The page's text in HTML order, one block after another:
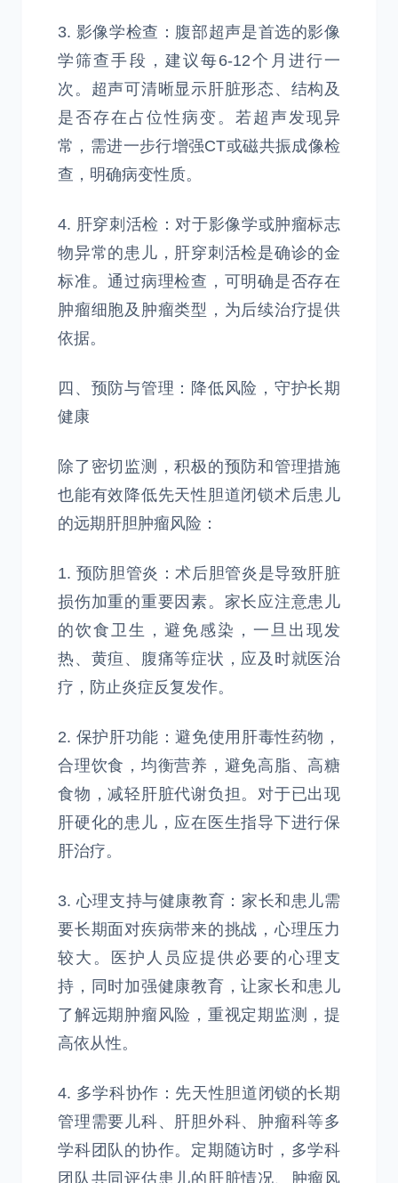
3. 影像学检查：腹部超声是首选的影像
学筛查手段，建议每6-12个月进行一
次。超声可清晰显示肝脏形态、结构及
是否存在占位性病变。若超声发现异
常，需进一步行增强CT或磁共振成像检
查，明确病变性质。
4. 肝穿刺活检：对于影像学或肿瘤标志
物异常的患儿，肝穿刺活检是确诊的金
标准。通过病理检查，可明确是否存在
肿瘤细胞及肿瘤类型，为后续治疗提供
依据。
四、预防与管理：降低风险，守护长期
健康
除了密切监测，积极的预防和管理措施
也能有效降低先天性胆道闭锁术后患儿
的远期肝胆肿瘤风险：
1. 预防胆管炎：术后胆管炎是导致肝脏
损伤加重的重要因素。家长应注意患儿
的饮食卫生，避免感染，一旦出现发
热、黄疸、腹痛等症状，应及时就医治
疗，防止炎症反复发作。
2. 保护肝功能：避免使用肝毒性药物，
合理饮食，均衡营养，避免高脂、高糖
食物，减轻肝脏代谢负担。对于已出现
肝硬化的患儿，应在医生指导下进行保
肝治疗。
3. 心理支持与健康教育：家长和患儿需
要长期面对疾病带来的挑战，心理压力
较大。医护人员应提供必要的心理支
持，同时加强健康教育，让家长和患儿
了解远期肿瘤风险，重视定期监测，提
高依从性。
4. 多学科协作：先天性胆道闭锁的长期
管理需要儿科、肝胆外科、肿瘤科等多
学科团队的协作。定期随访时，多学科
团队共同评估患儿的肝脏情况、肿瘤风